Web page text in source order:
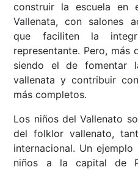
construir la escuela en
Vallenata, con salones
que faciliten la
representante. Pero,
siendo el de fomentar
vallenata y contribuir
más completos.
Los niños del Vallenato
del folklor vallenato,
internacional. Un
niños a la capital de